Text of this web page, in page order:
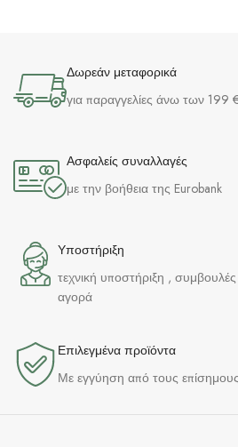
Δωρεάν μεταφορικά
για παραγγελίες άνω των 199
Ασφαλείς συναλλαγές
με την βοήθεια της Eurobank
Υποστήριξη
τεχνική υποστήριξη ,
αγορά
Επιλεγμένα προϊόντα​
Με εγγύηση από τους